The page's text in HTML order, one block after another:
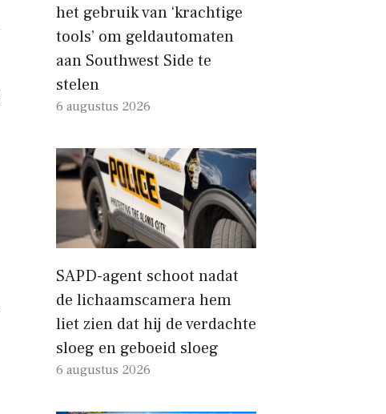
het gebruik van ‘krachtige
tools’ om geldautomaten
aan Southwest Side te
stelen
6 augustus 2026
SAPD-agent schoot nadat
de lichaamscamera hem
liet zien dat hij de verdachte
sloeg en geboeid sloeg
6 augustus 2026